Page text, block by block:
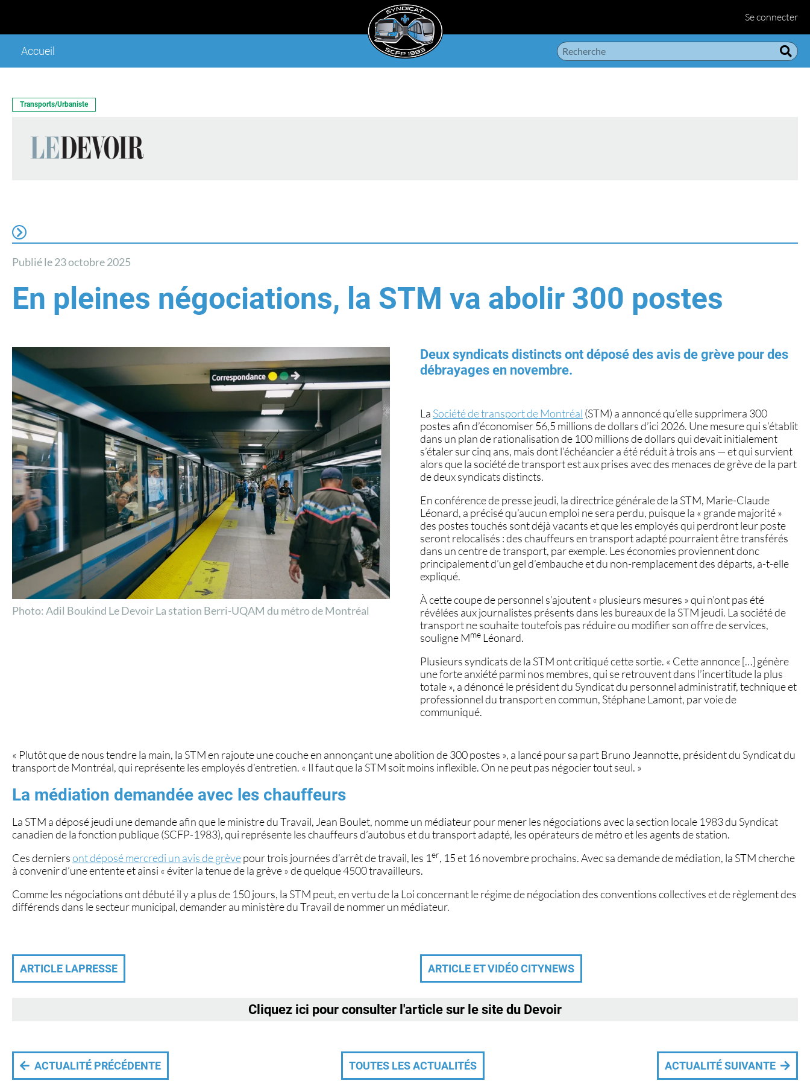
Se connecter
Accueil
Transports/Urbaniste
Publié le 23 octobre 2025
En pleines négociations, la STM va abolir 300 postes
Photo: Adil Boukind Le Devoir La station Berri-UQAM du métro de Montréal
Deux syndicats distincts ont déposé des avis de grève pour des
débrayages en novembre.
La Société de transport de Montréal (STM) a annoncé qu’elle supprimera 300
postes afin d’économiser 56,5 millions de dollars d’ici 2026. Une mesure qui s’établit
dans un plan de rationalisation de 100 millions de dollars qui devait initialement
s’étaler sur cinq ans, mais dont l’échéancier a été réduit à trois ans — et qui survient
alors que la société de transport est aux prises avec des menaces de grève de la part
de deux syndicats distincts.
En conférence de presse jeudi, la directrice générale de la STM, Marie-Claude
Léonard, a précisé qu’aucun emploi ne sera perdu, puisque la « grande majorité »
des postes touchés sont déjà vacants et que les employés qui perdront leur poste
seront relocalisés :des chauffeurs en transport adapté pourraient être transférés
dans un centre de transport, par exemple. Les économies proviennent donc
principalement d’un gel d’embauche et du non-remplacement des départs, a-t-elle
expliqué.
À cette coupe de personnel s’ajoutent « plusieurs mesures » qui n’ont pas été
révélées aux journalistes présents dans les bureaux de la STM jeudi. La société de
transport ne souhaite toutefois pas réduire ou modifier son offre de services,
souligne Mme Léonard.
Plusieurs syndicats de la STM ont critiqué cette sortie. « Cette annonce […] génère
une forte anxiété parmi nos membres, qui se retrouvent dans l’incertitude la plus
totale », a dénoncé le président du Syndicat du personnel administratif, technique et
professionnel du transport en commun, Stéphane Lamont, par voie de
communiqué.
« Plutôt que de nous tendre la main, la STM en rajoute une couche en annonçant une abolition de 300 postes », a lancé pour sa part Bruno Jeannotte, président du Syndicat du
transport de Montréal, qui représente les employés d’entretien. « Il faut que la STM soit moins inflexible. On ne peut pas négocier tout seul. »
La médiation demandée avec les chauffeurs
La STM a déposé jeudi une demande afin que le ministre du Travail, Jean Boulet, nomme un médiateur pour mener les négociations avec la section locale 1983 du Syndicat
canadien de la fonction publique (SCFP-1983), qui représente les chauffeurs d’autobus et du transport adapté, les opérateurs de métro et les agents de station.
Ces derniersont déposé mercredi un avis de grèvepour trois journées d’arrêt de travail, les 1er, 15 et 16 novembre prochains. Avec sa demande de médiation, la STM cherche
à convenir d’une entente et ainsi « éviter la tenue de la grève » de quelque 4500 travailleurs.
Comme les négociations ont débuté il y a plus de 150 jours, la STM peut, en vertu de la Loi concernant le régime de négociation des conventions collectives et de règlement des
différends dans le secteur municipal, demander au ministère du Travail de nommer un médiateur.
ARTICLE LAPRESSE ARTICLE ET VIDÉO CITYNEWS
Cliquez ici pour consulter l'article sur le site du Devoir
ACTUALITÉ PRÉCÉDENTE TOUTES LES ACTUALITÉS ACTUALITÉ SUIVANTE